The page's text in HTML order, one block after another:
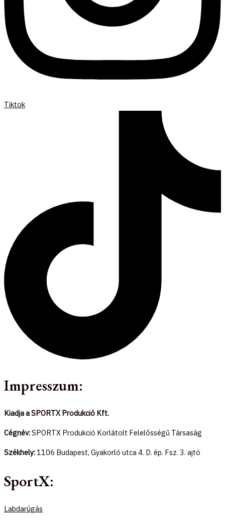
Tiktok
Impresszum:
Kiadja a SPORTX Produkció Kft.
Cégnév:SPORTX Produkció Korlátolt Felelősségű Társaság
Székhely:1106 Budapest, Gyakorló utca 4. D. ép. Fsz. 3. ajtó
SportX:
Labdarúgás